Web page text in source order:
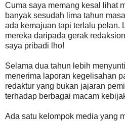
Cuma saya memang kesal lihat
banyak sesudah lima tahun
ada kemajuan tapi terlalu pelan.
mereka daripada gerak
saya pribadi lho!
Selama dua tahun lebih
menerima laporan kegelisahan
redaktur yang bukan jajaran
terhadap berbagai macam
Ada satu kelompok media yang